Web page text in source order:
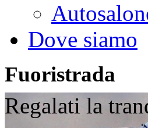
Dove siamo
Fuoristrada
Regalati la